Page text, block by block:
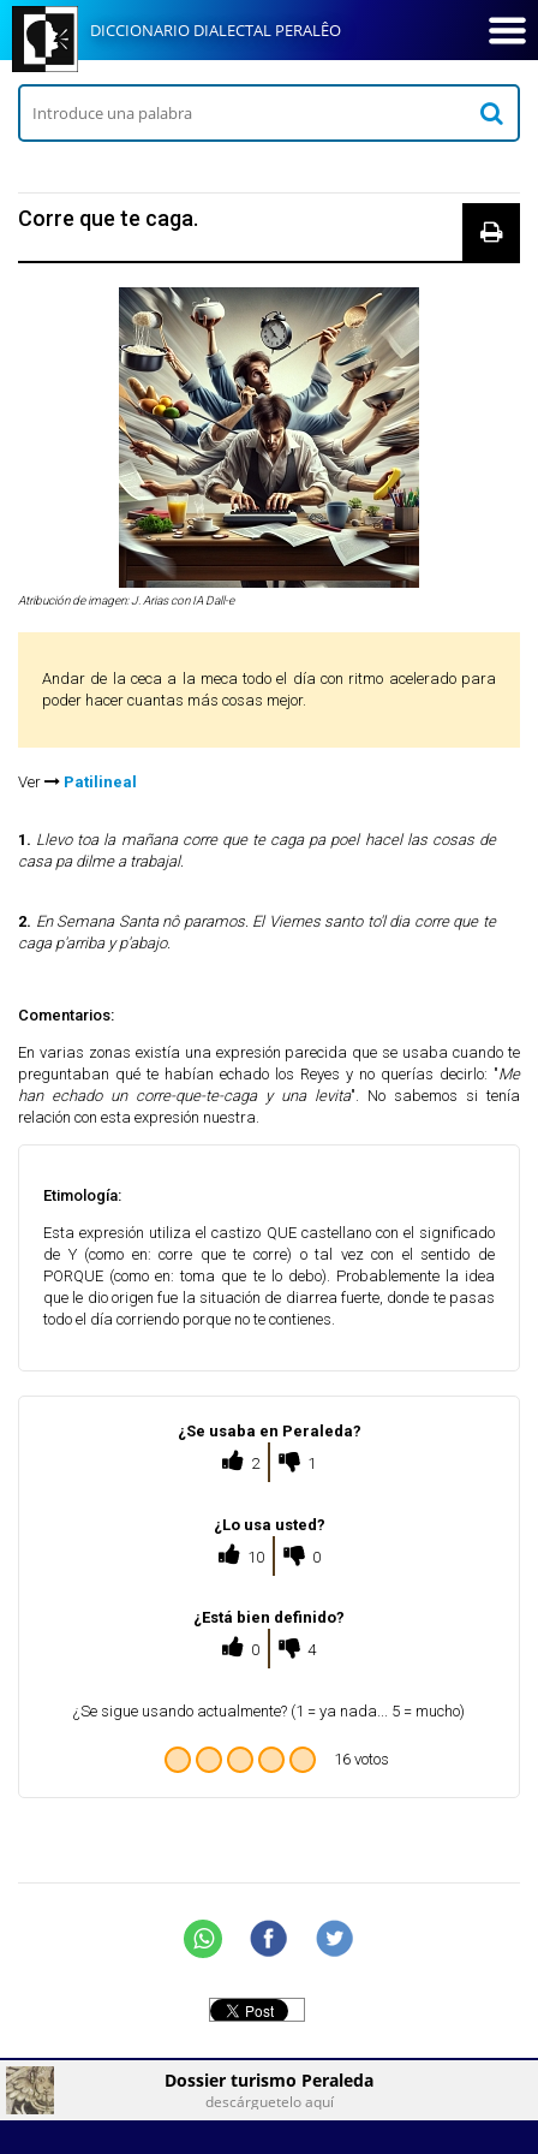
DICCIONARIO DIALECTAL PERALÊO
Corre que te caga.
Atribución de imagen: J. Arias con IA Dall-e
Andar de la ceca a la meca todo el día con ritmo acelerado para
poder hacer cuantas más cosas mejor.
Ver Patilineal
1. Llevo toa la mañana corre que te caga pa poel hacel las cosas de
casa pa dilme a trabajal.
2. En Semana Santa nô paramos. El Viernes santo to'l dia corre que te
caga p'arriba y p'abajo.
Comentarios:
En varias zonas existía una expresión parecida que se usaba cuando te
preguntaban qué te habían echado los Reyes y no querías decirlo: "Me
han echado un corre-que-te-caga y una levita". No sabemos si tenía
relación con esta expresión nuestra.
Etimología:
Esta expresión utiliza el castizo QUE castellano con el significado
de Y (como en: corre que te corre) o tal vez con el sentido de
PORQUE (como en: toma que te lo debo). Probablemente la idea
que le dio origen fue la situación de diarrea fuerte, donde te pasas
todo el día corriendo porque no te contienes.
¿Se usaba en Peraleda?
2
1
¿Lo usa usted?
10
0
¿Está bien definido?
0
4
¿Se sigue usando actualmente? (1 = ya nada... 5 = mucho)
16 votos
Dossier turismo Peraleda
descárguetelo aquí